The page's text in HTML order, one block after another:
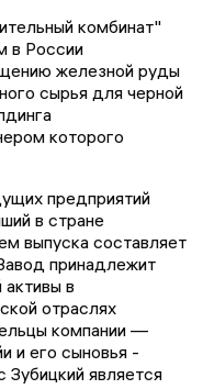
комбинат"
в России
железной руды
сырья для черной
которого
предприятий
в стране
выпуска составляет
принадлежит
в
отраслях
компании —
и его сыновья -
Зубицкий является